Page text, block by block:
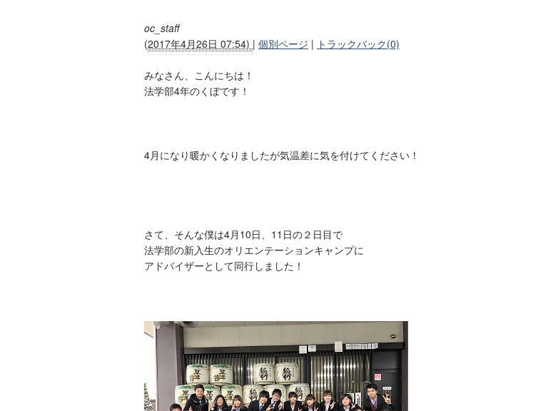
oc_staff
(2017年4月26日 07:54) | 個別ページ | トラックバック(0)
みなさん、こんにちは！
法学部4年のくぼです！
4月になり暖かくなりましたが気温差に気を付けてください！
さて、そんな僕は4月10日、11日の２日目で
法学部の新入生のオリエンテーションキャンプに
アドバイザーとして同行しました！